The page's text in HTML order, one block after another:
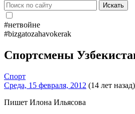
Искать
#нетвойне
#bizgatozahavokerak
Спортсмены
Спорт
Среда, 15 февраля, 2012 (14 лет назад)
Пишет Илона Ильясова